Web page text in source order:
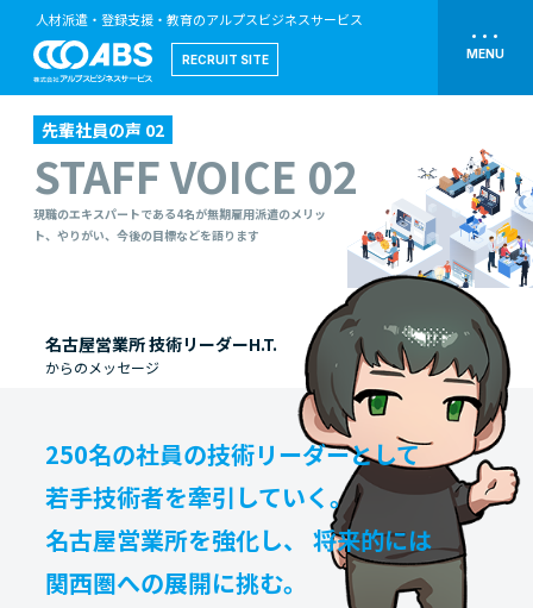
人材派遣・登録支援・教育のアルプスビジネスサービス
RECRUIT SITE
先輩社員の声 02
STAFF VOICE 02
現職のエキスパートである4名が無期雇用派遣のメリッ
ト、やりがい、今後の目標などを語ります
名古屋営業所 技術リーダーH.T.
からのメッセージ
250名の社員の技術リーダーとして
若手技術者を牽引していく。
名古屋営業所を強化し、
将来的には
関西圏への展開に挑む。